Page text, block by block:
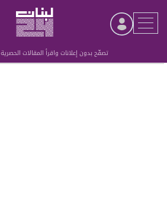
تصفّح بدون إعلانات واقرأ المقالات الحصرية
Advertisement